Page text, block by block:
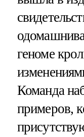
геноме
Команда
примеров,